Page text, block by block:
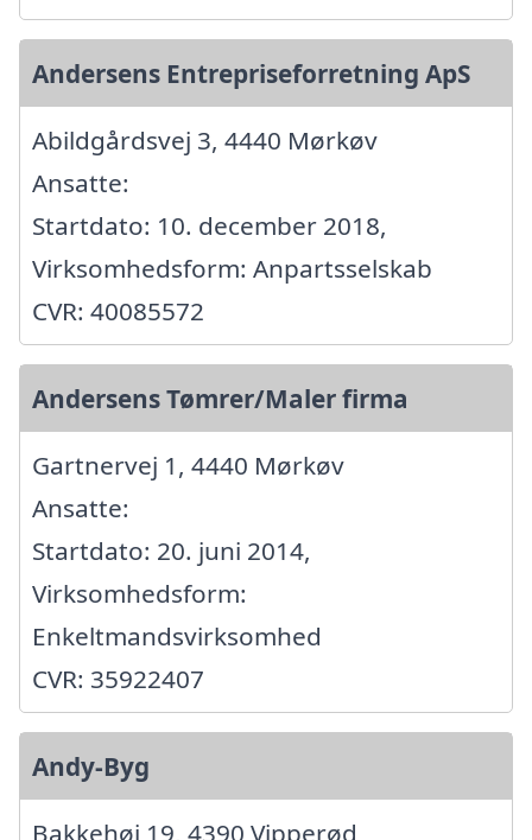
Andersens Entrepriseforretning ApS
Abildgårdsvej 3, 4440 Mørkøv
Ansatte:
Startdato: 10. december 2018,
Virksomhedsform: Anpartsselskab
CVR: 40085572
Andersens Tømrer/Maler firma
Gartnervej 1, 4440 Mørkøv
Ansatte:
Startdato: 20. juni 2014,
Virksomhedsform:
Enkeltmandsvirksomhed
CVR: 35922407
Andy-Byg
Bakkehøj 19, 4390 Vipperød